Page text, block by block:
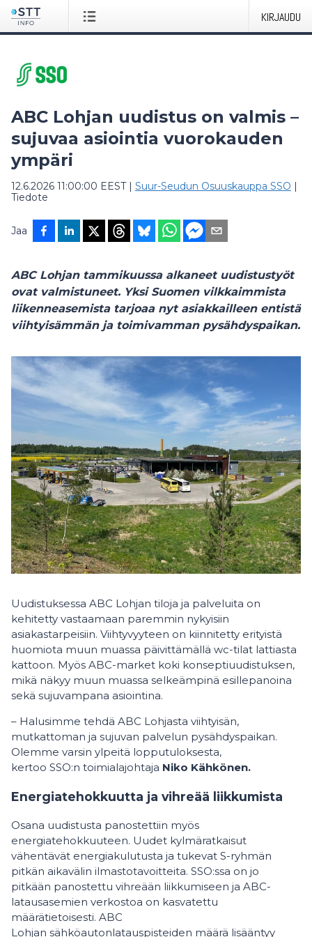
KIRJAUDU
ABC Lohjan uudistus on valmis –
sujuvaa asiointia vuorokauden
ympäri
12.6.2026 11:00:00 EEST| Suur-Seudun Osuuskauppa SSO |
Tiedote
Jaa
ABC Lohjan tammikuussa alkaneet uudistustyöt
ovat valmistuneet. Yksi Suomen vilkkaimmista
liikenneasemista tarjoaa nyt asiakkailleen entistä
viihtyisämmän ja toimivamman pysähdyspaikan.
Uudistuksessa ABC Lohjan tiloja ja palveluita on
kehitetty vastaamaan paremmin nykyisiin
asiakastarpeisiin. Viihtyvyyteen on kiinnitetty erityistä
huomiota muun muassa päivittämällä wc-tilat lattiasta
kattoon. Myös ABC-market koki konseptiuudistuksen,
mikä näkyy muun muassa selkeämpinä esillepanoina
sekä sujuvampana asiointina.
– Halusimme tehdä ABC Lohjasta viihtyisän,
mutkattoman ja sujuvan palvelun pysähdyspaikan.
Olemme varsin ylpeitä lopputuloksesta,
kertoo SSO:n toimialajohtaja Niko Kähkönen.
Energiatehokkuutta ja vihreää liikkumista
Osana uudistusta panostettiin myös
energiatehokkuuteen. Uudet kylmäratkaisut
vähentävät energiakulutusta ja tukevat S-ryhmän
pitkän aikavälin ilmastotavoitteita. SSO:ssa on jo
pitkään panostettu vihreään liikkumiseen ja ABC-
latausasemien verkostoa on kasvatettu
määrätietoisesti. ABC
Lohjan sähköautonlatauspisteiden määrä lisääntyy